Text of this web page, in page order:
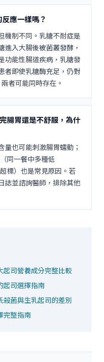
應一樣嗎？
機制不同。乳糖不耐症是
進入大腸後被菌叢發酵，
功能性腸道疾病，乳糖發
者即使乳糖酶充足，仍對
者可能同時存在。
腸胃還是不舒服，為什
量也可能刺激腸胃蠕動；
同一餐中多種低
標）也是常見原因。若
誌並諮詢醫師，排除其他
司營養成分完整比較
起司選擇指南
菌與生乳起司的差別
完整指南